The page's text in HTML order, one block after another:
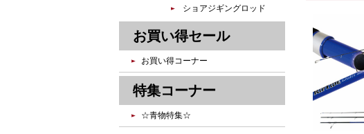
ショアジギングロッド
お買い得セール
お買い得コーナー
特集コーナー
☆青物特集☆